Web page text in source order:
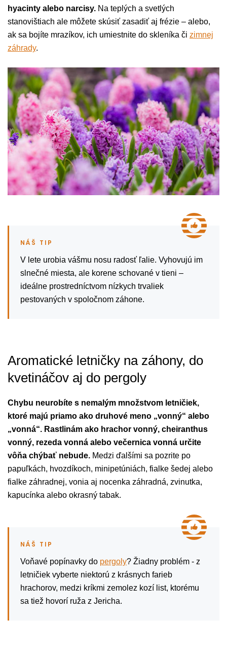
hyacinty alebo narcisy. Na teplých a svetlých
stanovištiach ale môžete skúsiť zasadiť aj frézie – alebo,
ak sa bojíte mrazíkov, ich umiestnite do skleníka či zimnej
záhrady.
V lete urobia vášmu nosu radosť ľalie. Vyhovujú im
slnečné miesta, ale korene schované v tieni –
ideálne prostredníctvom nízkych trvaliek
pestovaných v spoločnom záhone.
Aromatické letničky na záhony, do
kvetináčov aj do pergoly
Chybu neurobíte s nemalým množstvom letničiek,
ktoré majú priamo ako druhové meno „vonný“ alebo
„vonná“. Rastlinám ako hrachor vonný, cheiranthus
vonný, rezeda vonná alebo večernica vonná určite
vôňa chýbať nebude. Medzi ďalšími sa pozrite po
papuľkách, hvozdíkoch, minipetúniách, fialke šedej alebo
fialke záhradnej, vonia aj nocenka záhradná, zvinutka,
kapucínka alebo okrasný tabak.
Voňavé popínavky do pergoly? Žiadny problém - z
letničiek vyberte niektorú z krásnych farieb
hrachorov, medzi kríkmi zemolez kozí list, ktorému
sa tiež hovorí ruža z Jericha.